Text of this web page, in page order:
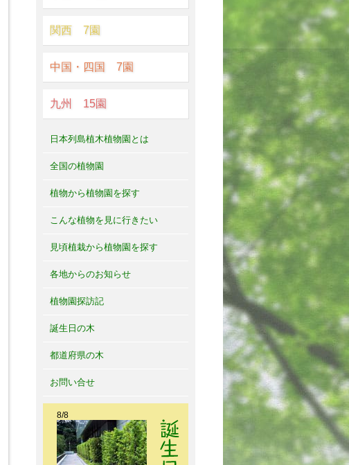
関西 7園
中国・四国 7園
九州 15園
日本列島植木植物園とは
全国の植物園
植物から植物園を探す
こんな植物を見に行きたい
見頃植栽から植物園を探す
各地からのお知らせ
植物園探訪記
誕生日の木
都道府県の木
お問い合せ
8/8